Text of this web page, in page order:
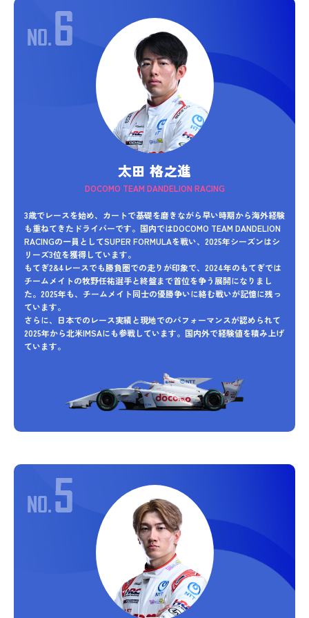
太田 格之進
DOCOMO TEAM DANDELION RACING
3歳でレースを始め、カートで基礎を磨きながら早い時期から海外経験
も重ねてきたドライバーです。国内ではDOCOMO TEAM DANDELION
RACINGの一員としてSUPER FORMULAを戦い、2025年シーズンはシ
リーズ3位を獲得しています。
もてぎ2&4レースでも勝負圏での走りが印象で、2024年のもてぎでは
チームメイトの牧野任祐選手と終盤まで首位を争う展開になりまし
た。2025年も、チームメイト同士の優勝争いに絡む戦いが記憶に残っ
ています。
さらに、日本でのレース実績と現地でのパフォーマンスが認められて
2025年から北米IMSAにも参戦しています。国内外で経験値を積み上げ
ています。